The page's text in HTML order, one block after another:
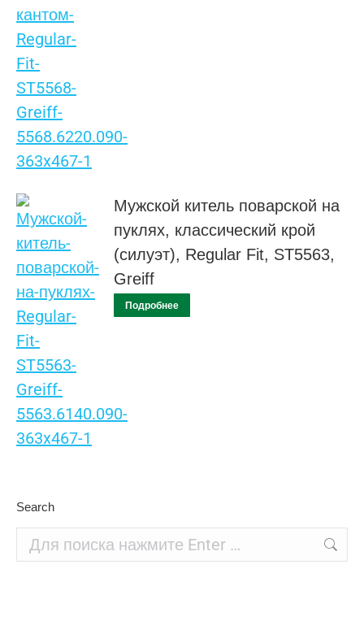
Мужской китель поварской на
пуклях, классический крой
(силуэт), Regular Fit, ST5563,
Greiff
Подробнее
Search